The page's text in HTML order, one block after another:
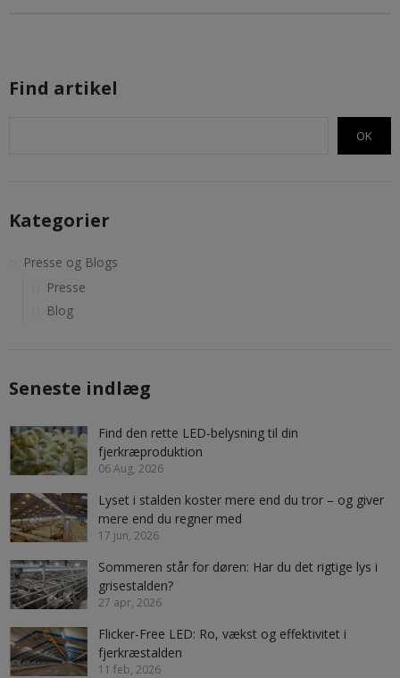
Find artikel
OK
Kategorier
Presse og Blogs
Presse
Blog
Seneste indlæg
Find den rette LED-belysning til din
fjerkræproduktion
06 Aug, 2026
Lyset i stalden koster mere end du tror – og giver
mere end du regner med
17 jun, 2026
Sommeren står for døren: Har du det rigtige lys i
grisestalden?
27 apr, 2026
Flicker-Free LED: Ro, vækst og effektivitet i
fjerkræstalden
11 feb, 2026